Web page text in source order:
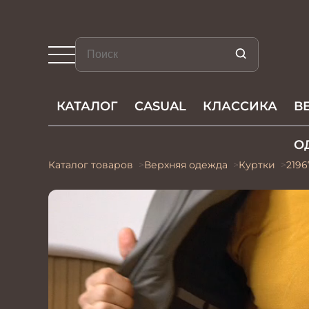
КАТАЛОГ CASUAL КЛАССИКА
Каталог товаров Верхняя одежда Куртки